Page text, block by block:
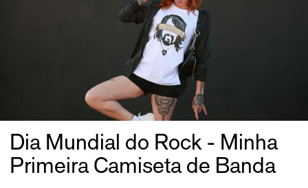
Dia Mundial do Rock - Minha
Primeira Camiseta de Banda